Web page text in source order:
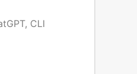
CLI